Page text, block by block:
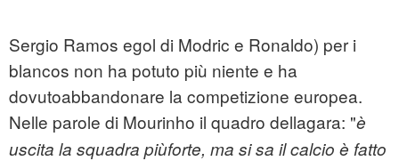
Sergio Ramos egol di Modric e Ronaldo) per i
blancos non ha potuto più niente e ha
dovutoabbandonare la competizione europea.
Nelle parole di Mourinho il quadro dellagara: "è
uscita la squadra piùforte, ma si sa il calcio è fatto